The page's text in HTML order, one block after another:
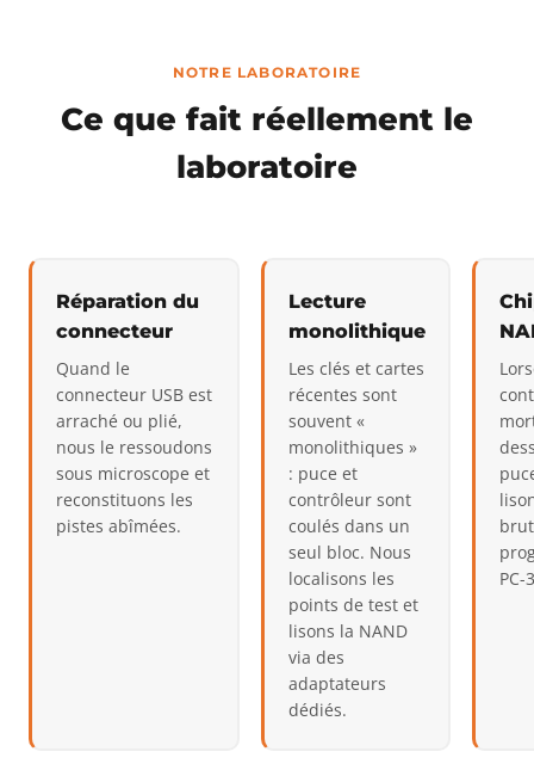
NOTRE LABORATOIRE
Ce que fait réellement le
laboratoire
Réparation du
connecteur
Quand le
connecteur USB est
arraché ou plié,
nous le ressoudons
sous microscope et
reconstituons les
pistes abîmées.
Lecture
monolithique
Les clés et cartes
récentes sont
souvent «
monolithiques »
: puce et
contrôleur sont
coulés dans un
seul bloc. Nous
localisons les
points de test et
lisons la NAND
via des
adaptateurs
dédiés.
PC-